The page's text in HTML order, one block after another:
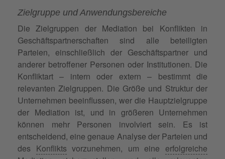
Zielgruppe und Anwendungsbereiche
Die Zielgruppen der Mediation bei Konflikten in
Geschäftspartnerschaften sind alle beteiligten
Parteien, einschließlich der Geschäftspartner und
anderer betroffener Personen oder Institutionen. Die
Konfliktart – intern oder extern – bestimmt die
relevanten Zielgruppen. Die Größe und Struktur der
Unternehmen beeinflussen, wer die Hauptzielgruppe
der Mediation ist, und in größeren Unternehmen
können mehr Personen involviert sein. Es ist
entscheidend, eine genaue Analyse der Parteien und
des Konflikts vorzunehmen, um eine erfolgreiche